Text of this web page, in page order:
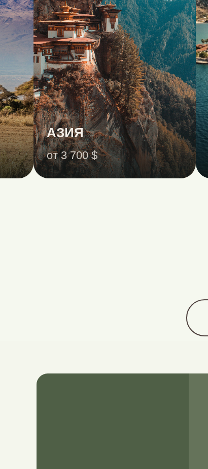
АЗИЯ
от 3 700 $